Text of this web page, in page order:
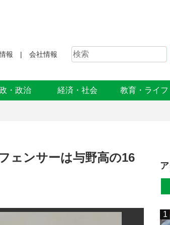
報 会社情報
・政治 経済・社会 教育・ライフ
ェンサーは与野高の16